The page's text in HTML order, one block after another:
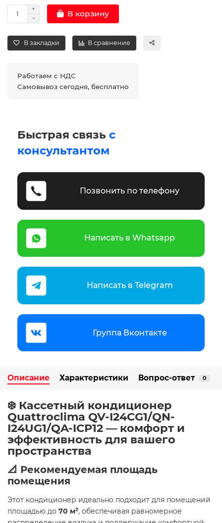
В корзину
В закладки В сравнение
Работаем с НДС
Самовывоз сегодня, бесплатно
Быстрая связь с
консультантом
Позвонить по телефону
Написать в Whatsapp
Написать в Telegram
Группа Вконтакте
Описание Характеристики Вопрос-ответ 0
❄️ Кассетный кондиционер
Quattroclima QV-I24CG1/QN-
I24UG1/QA-ICP12 — комфорт и
эффективность для вашего
пространства
📐 Рекомендуемая площадь
помещения
Этот кондиционер идеально подходит для помещений
площадью до 70 м², обеспечивая равномерное